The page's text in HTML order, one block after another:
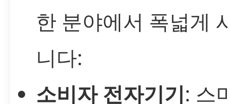
한 분야에서 폭넓게
니다:
소비자 전자기기: 스